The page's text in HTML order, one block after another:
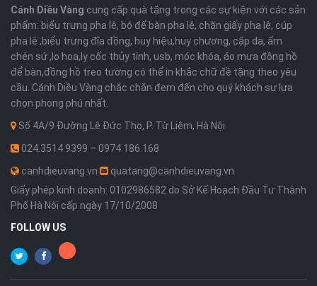
Cánh Diều Vàng cung cấp quà tặng trong các sự kiện với các sản
phẩm: biểu trưng pha lê, bộ để bàn pha lê, chặn giấy pha lê, cúp
pha lê ,biểu trưng đĩa đồng, huy hiệu,huy chương, cặp da, ấm
chén sứ ,lọ hoa,ly cốc thủy tinh, usb, móc khóa, áo mưa đồng hồ
để bàn,đồng hồ treo tường có thể in khắc chữ đề tặng theo yêu
cầu. Cánh Diều Vàng chắc chắn đem đến cho quý khách sự lựa
chọn phong phú nhất.
Số 4A/9 Đường Lê Đức Thọ, P. Từ Liêm, Hà Nội
024.3514 9399 – 0974 186 168
canhdieuvang.vn
quatang@canhdieuvang.vn
Giấy phép kinh doanh: 0102986582 do Sở Kế Hoạch Đầu Tư Thành
Phố Hà Nội cấp ngày 17/10/2008
FOLLOW US